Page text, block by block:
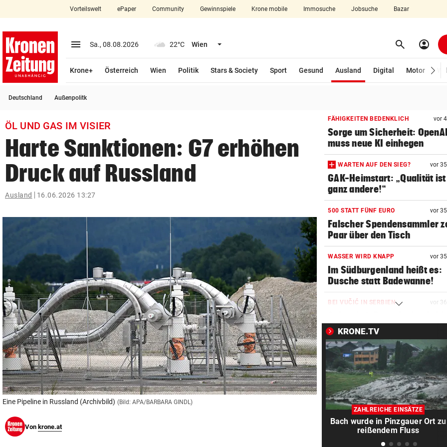
closeSchließen
account_circle Anmelden
arrow_right
bookmark
search
Suchbegriff
eingeben
© Krone Multimedia GmbH & Co KG 2026
Vorteilswelt ePaper Community Gewinnspiele Krone mobile Immosuche Jobsuche Bazar
menu Menü aufklappen
Sa., 08.08.2026 22°C Wien Menü aufklappen search Suchen
account_circle
Krone+ Österreich Wien Politik Stars & Society Sport Gesund Ausland
Digital
Motor
Deutschland Außenpolitk
ÖL UND GAS IM VISIER
Harte Sanktionen: G7 erhöhen
Druck auf Russland
Ausland 16.06.2026 13:27
Eine Pipeline in Russland (Archivbild) (Bild: APA/BARBARA GINDL)
Von krone.at
FÄHIGKEITEN BEDENKLICH vor
Sorge um Sicherheit: OpenAI
muss neue KI einhegen
WARTEN AUF DEN SIEG? vor
GAK-Heimstart: „Qualität
ganz andere!“
500 STATT FÜNF EURO vor
Falscher Spendensammler
Paar über den Tisch
WASSER WIRD KNAPP vor
Im Südburgenland heißt es:
Dusche statt Badewanne!
BEI VUČIĆ IN SERBIEN vor
Gesicht“ Moskaus
DRAMATISCHE VERLETZUNG vor 37
Bochum-Profi drohte nach
Bein zu verlieren
SKURRILES SPIEL vor
Zwangspause: „Seltsam! So
etwas kommt nie vor“
KRONE.TV
ZAHLREICHE EINSÄTZE
Bach wurde in Pinzgauer Ort zu
reißendem Fluss